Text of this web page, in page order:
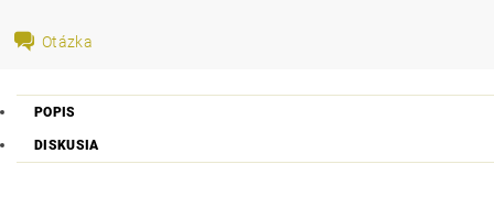
Otázka
POPIS
DISKUSIA